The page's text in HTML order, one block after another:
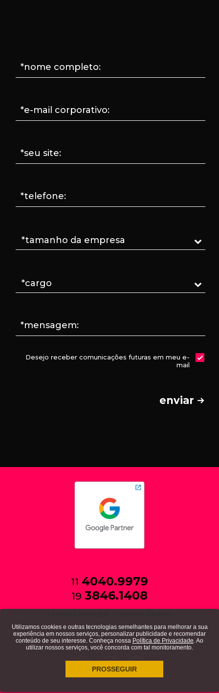
*nome completo:
*e-mail corporativo:
*seu site:
*telefone:
*mensagem:
Desejo receber comunicações futuras em meu e-
mail
enviar
11 4040.9979
19 3846.1408
política de privacidade
Utilizamos cookies e outras tecnologias semelhantes para melhorar a sua
experiência em nossos serviços, personalizar publicidade e recomendar
conteúdo de seu interesse. Conheça nossa Política de Privacidade. Ao
utilizar nossos serviços, você concorda com tal monitoramento.
PROSSEGUIR